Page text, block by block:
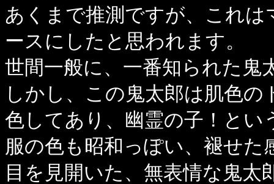
あくまで推測ですが、これ
ースにしたと思われます。
世間一般に、一番知られた鬼
しかし、この鬼太郎は肌色
色してあり、幽霊の子！と
服の色も昭和っぽい、褪せた
目を見開いた、無表情な鬼太